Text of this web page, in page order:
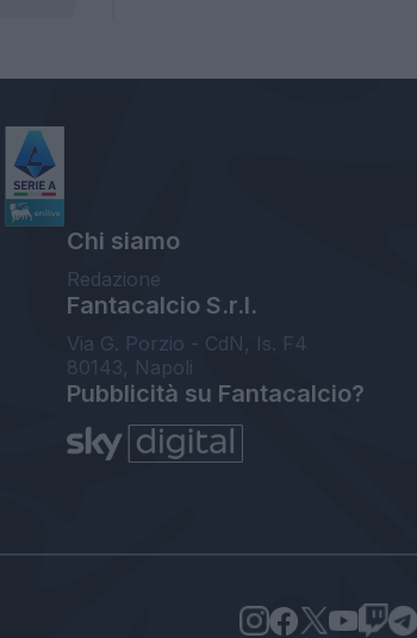
Chi siamo
Redazione
Fantacalcio S.r.l.
Via G. Porzio - CdN, Is. F4
80143, Napoli
Pubblicità su Fantacalcio?